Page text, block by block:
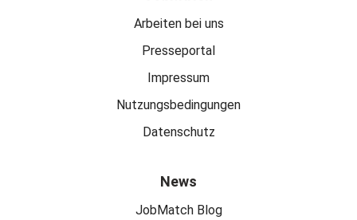
Arbeiten bei uns
Presseportal
Impressum
Nutzungsbedingungen
Datenschutz
News
JobMatch Blog